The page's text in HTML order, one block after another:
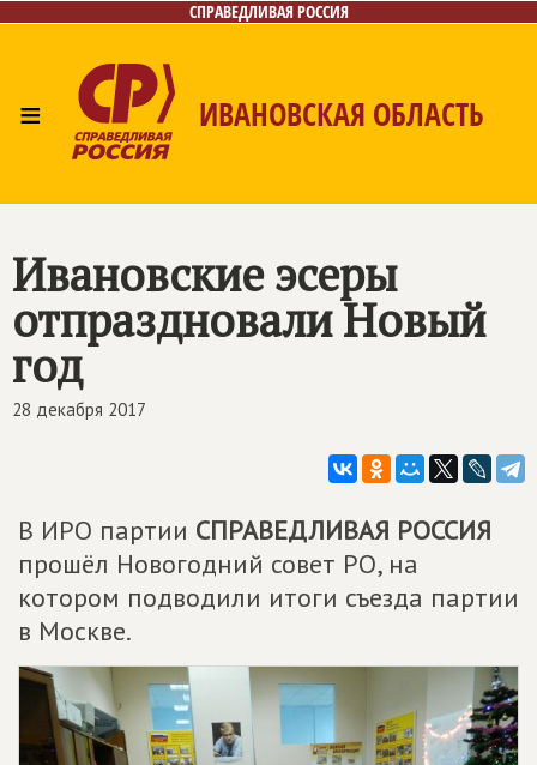
СПРАВЕДЛИВАЯ РОССИЯ
≡ ИВАНОВСКАЯ ОБЛАСТЬ
Ивановские эсеры
отпраздновали Новый
год
28 декабря 2017
В ИРО партии СПРАВЕДЛИВАЯ РОССИЯ
прошёл Новогодний совет РО, на
котором подводили итоги съезда партии
в Москве.